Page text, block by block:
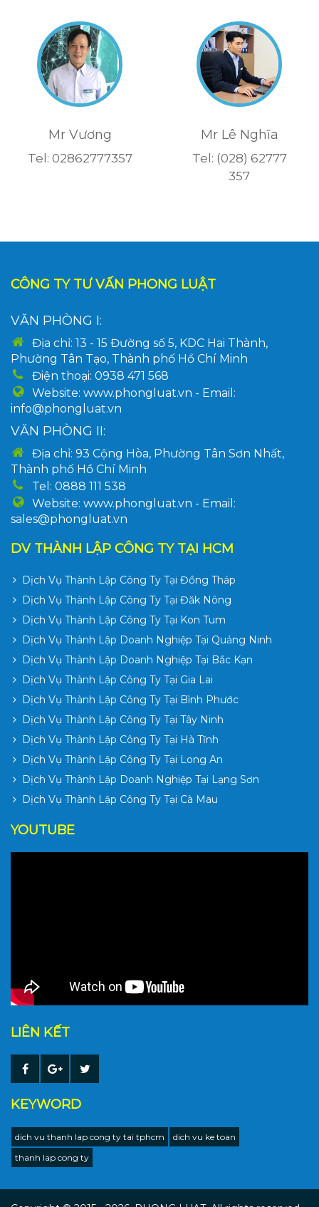
Mr Vương
Tel: 02862777357
Mr Lê Nghĩa
Tel: (028) 62777
357
CÔNG TY TƯ VẤN PHONG LUẬT
VĂN PHÒNG I:
Địa chỉ: 13 - 15 Đường số 5, KDC Hai Thành,
Phường Tân Tạo, Thành phố Hồ Chí Minh
Điện thoại: 0938 471 568
Website: www.phongluat.vn - Email:
info@phongluat.vn
VĂN PHÒNG II:
Địa chỉ: 93 Cộng Hòa, Phường Tân Sơn Nhất,
Thành phố Hồ Chí Minh
Tel: 0888 111 538
Website: www.phongluat.vn - Email:
sales@phongluat.vn
DV THÀNH LẬP CÔNG TY TẠI HCM
Dịch Vụ Thành Lập Công Ty Tại Đồng Tháp
Dịch Vụ Thành Lập Công Ty Tại Đăk Nông
Dịch Vụ Thành Lập Công Ty Tại Kon Tum
Dịch Vụ Thành Lập Doanh Nghiệp Tại Quảng Ninh
Dịch Vụ Thành Lập Doanh Nghiệp Tại Bắc Kạn
Dịch Vụ Thành Lập Công Ty Tại Gia Lai
Dịch Vụ Thành Lập Công Ty Tại Bình Phước
Dịch Vụ Thành Lập Công Ty Tại Tây Ninh
Dịch Vụ Thành Lập Công Ty Tại Hà Tĩnh
Dịch Vụ Thành Lập Công Ty Tại Long An
Dịch Vụ Thành Lập Doanh Nghiệp Tại Lạng Sơn
Dịch Vụ Thành Lập Công Ty Tại Cà Mau
YOUTUBE
LIÊN KẾT
KEYWORD
dich vu thanh lap cong ty tai tphcm
dich vu ke toan
thanh lap cong ty